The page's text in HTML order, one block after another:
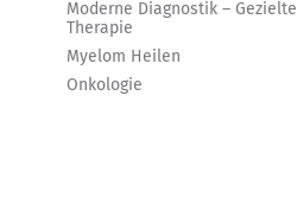
Moderne Diagnostik – Gezielte
Therapie
Myelom Heilen
Onkologie